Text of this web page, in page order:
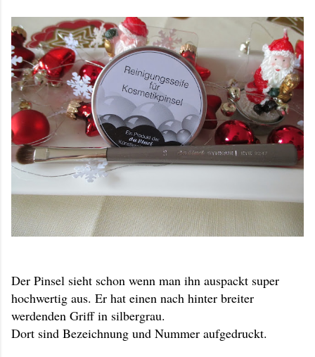
Der Pinsel sieht schon wenn man ihn auspackt super
hochwertig aus. Er hat einen nach hinter breiter
werdenden Griff in silbergrau.
Dort sind Bezeichnung und Nummer aufgedruckt.